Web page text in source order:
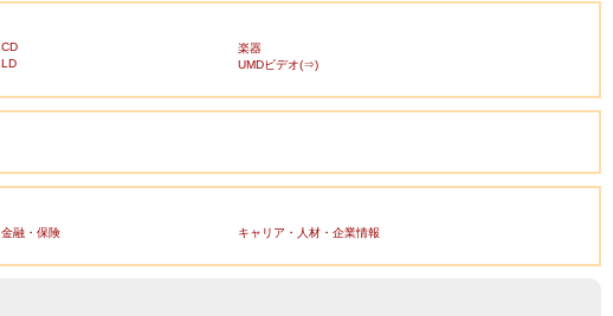
CD
楽器
LD
UMDビデオ(⇒)
金融・保険
キャリア・人材・企業情報